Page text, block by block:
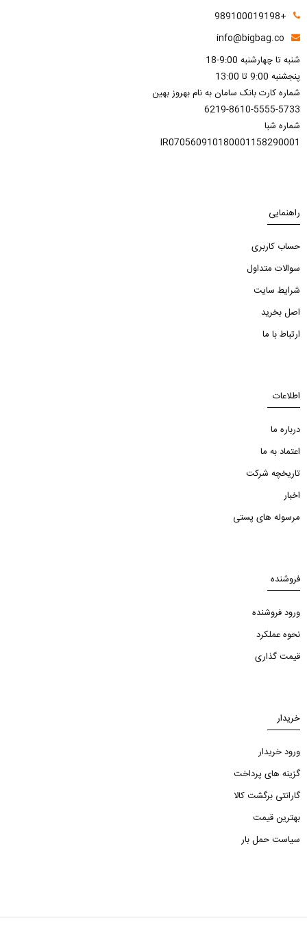
+989100019198
info@bigbag.co
شنبه تا چهارشنبه 9:00-18
پنجشنبه 9:00 تا 13:00
شماره کارت بانک سامان به نام بهروز بهین
6219-8610-5555-5733
شماره شبا
IR070560910180001158290001
راهنمایی
حساب کاربری
سوالات متداول
شرایط سایت
اصل بخرید
ارتباط با ما
اطلاعات
درباره ما
اعتماد به ما
تاریخچه شرکت
اخبار
مرسوله های پستی
فروشنده
ورود فروشنده
نحوه عملکرد
قیمت گذاری
خریدار
ورود خریدار
گزینه های پرداخت
گارانتی برگشت کالا
بهترین قیمت
سیاست حمل بار